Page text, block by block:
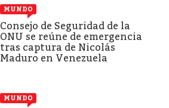
MUNDO
Consejo de Seguridad de la
ONU se reúne de emergencia
tras captura de Nicolás
Maduro en Venezuela
MUNDO